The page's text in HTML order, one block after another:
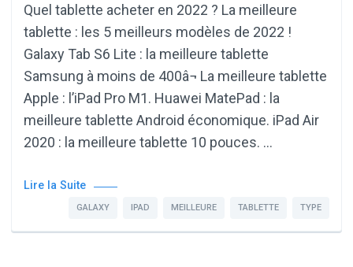
Quel tablette acheter en 2022 ? La meilleure
tablette : les 5 meilleurs modèles de 2022 !
Galaxy Tab S6 Lite : la meilleure tablette
Samsung à moins de 400â¬ La meilleure tablette
Apple : l’iPad Pro M1. Huawei MatePad : la
meilleure tablette Android économique. iPad Air
2020 : la meilleure tablette 10 pouces. …
Lire la Suite
GALAXY IPAD MEILLEURE TABLETTE TYPE